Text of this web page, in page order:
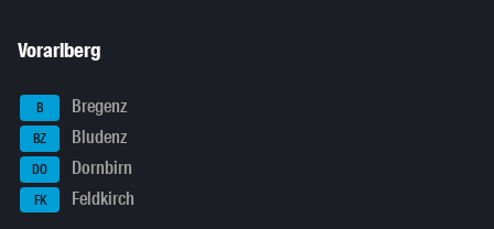
Vorarlberg
B Bregenz
BZ Bludenz
DO Dornbirn
FK Feldkirch